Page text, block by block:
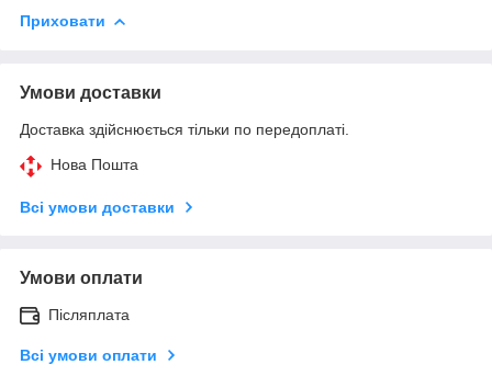
Приховати
Умови доставки
Доставка здійснюється тільки по передоплаті.
Нова Пошта
Всі умови доставки
Умови оплати
Післяплата
Всі умови оплати